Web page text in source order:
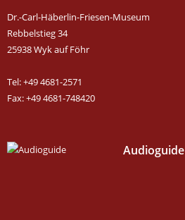
Dr.-Carl-Häberlin-Friesen-Museum
Rebbelstieg 34
25938 Wyk auf Föhr
Tel: +49 4681-2571
Fax: +49 4681-748420
Audioguide